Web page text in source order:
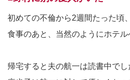
初めての不倫から2週間たった頃
食事のあと、当然のようにホテル
帰宅すると夫の航一は読書中でし